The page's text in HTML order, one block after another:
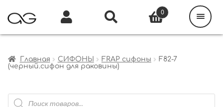
Главная СИФОНЫ FRAP сифоны
F82-7
(черный.сифон для раковины)
Поиск
товаров
0